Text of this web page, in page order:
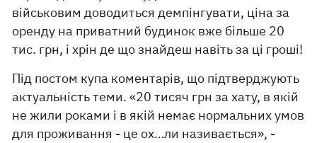
військовим доводиться демпінгувати, ціна за
оренду на приватний будинок вже більше 20
тис. грн, і хрін де що знайдеш навіть за ці гроші!
Під постом купа коментарів, що підтверджують
актуальність теми. «20 тисяч грн за хату, в якій
не жили роками і в якій немає нормальних умов
для проживання - це ох…ли називається», -